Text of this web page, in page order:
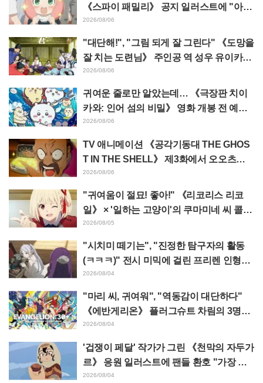
《스파이 패밀리》 공지 일러스트에 "아냐
가 녹고 있다"
2026/08/06
"대단해!", "그림 되게 잘 그린다" 《도망을
잘 치는 도련님》 주인공 역 성우 유이카와
아사키의 제13화 ED 일러스트에 찬사 속
출
2026/08/06
귀여운 줄로만 알았는데… 《극장판 치이
카와: 인어 섬의 비밀》 영화 개봉 전 예습
영상이 "생각 이상으로 가혹하다", "노동
얘기뿐이다"라며 갭에 놀라는 목소리
2026/08/06
TV 애니메이션 《공각기동대 THE GHOS
T IN THE SHELL》 제3화에서 오오츠카
아키오가 연기하는 마레스 대령 등장! 캐스
트 코멘트 & 엔드 카드 공개
2026/08/06
"귀여움이 절묘! 좋아!" 《리코리스 리코
일》 × '일하는 고양이'의 쿠마미네 씨 콜라
보 발표에 "좋아!" 반응 잇따라
2026/08/05
"시치미 떼기는", "진정한 탐구자의 활동
(ㅋㅋㅋ)" 전시 미믹에 걸린 프리렌 인형에
태클 쇄도 《장송의 프리렌》
2026/08/04
"마리 씨, 귀여워", "역동감이 대단하다"
《에반게리온》 플러그슈트 차림의 3명을
그린 마츠바라 히데노리 씨의 아름다운 드
2026/08/04
'겁쟁이 페달' 작가가 그린 《천막의 자두가
르》 응원 일러스트에 팬들 환호 "가장 평
소 그림체가 다른 사람이 그리면 이렇게 된
2026/08/04